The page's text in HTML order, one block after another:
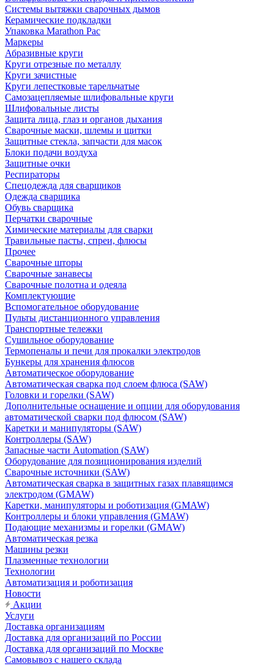
Системы вытяжки сварочных дымов
Керамические подкладки
Упаковка Marathon Pac
Маркеры
Абразивные круги
Круги отрезные по металлу
Круги зачистные
Круги лепестковые тарельчатые
Самозацепляемые шлифовальные круги
Шлифовальные листы
Защита лица, глаз и органов дыхания
Сварочные маски, шлемы и щитки
Защитные стекла, запчасти для масок
Блоки подачи воздуха
Защитные очки
Респираторы
Спецодежда для сварщиков
Одежда сварщика
Обувь сварщика
Перчатки сварочные
Химические материалы для сварки
Травильные пасты, спреи, флюсы
Прочее
Сварочные шторы
Сварочные занавесы
Сварочные полотна и одеяла
Комплектующие
Вспомогательное оборудование
Пульты дистанционного управления
Транспортные тележки
Сушильное оборудование
Термопеналы и печи для прокалки электродов
Бункеры для хранения флюсов
Автоматическое оборудование
Автоматическая сварка под слоем флюса (SAW)
Головки и горелки (SAW)
Дополнительные оснащение и опции для оборудования
автоматической сварки под флюсом (SAW)
Каретки и манипуляторы (SAW)
Контроллеры (SAW)
Запасные части Automation (SAW)
Оборудование для позиционирования изделий
Сварочные источники (SAW)
Автоматическая сварка в защитных газах плавящимся
электродом (GMAW)
Каретки, манипуляторы и роботизация (GMAW)
Контроллеры и блоки управления (GMAW)
Подающие механизмы и горелки (GMAW)
Автоматическая резка
Машины резки
Плазменные технологии
Технологии
Автоматизация и роботизация
Новости
Акции
Услуги
Доставка организациям
Доставка для организаций по России
Доставка для организаций по Москве
Самовывоз с нашего склада